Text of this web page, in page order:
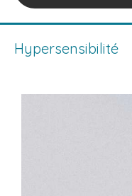
Hypersensibilité